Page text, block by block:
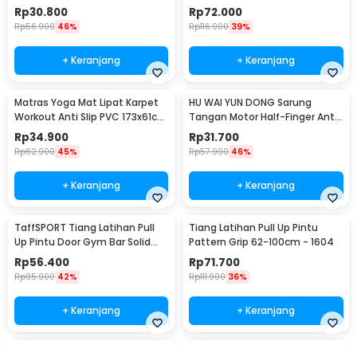
Rp30.800
Rp56.900 46%
+ Keranjang
Rp72.000
Rp116.900 39%
+ Keranjang
Matras Yoga Mat Lipat Karpet
Workout Anti Slip PVC 173x61cm
- Q4
Rp34.900
Rp62.900 45%
+ Keranjang
HU WAI YUN DONG Sarung
Tangan Motor Half-Finger Anti
Slip Riding Glove L - HWYD
Rp31.700
Rp57.900 46%
+ Keranjang
TaffSPORT Tiang Latihan Pull
Up Pintu Door Gym Bar Solid
Grip 62-100cm - HW139501
Rp56.400
Rp95.900 42%
+ Keranjang
Tiang Latihan Pull Up Pintu
Pattern Grip 62-100cm - 1604
Rp71.700
Rp111.900 36%
+ Keranjang